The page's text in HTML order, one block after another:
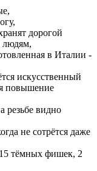
дорогой
людям,
в Италии -
искусственный
повышение
резьбе видно
не сотрётся даже
тёмных фишек, 2